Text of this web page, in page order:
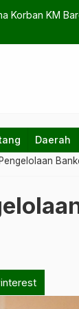
Infrastruktur
Daerah